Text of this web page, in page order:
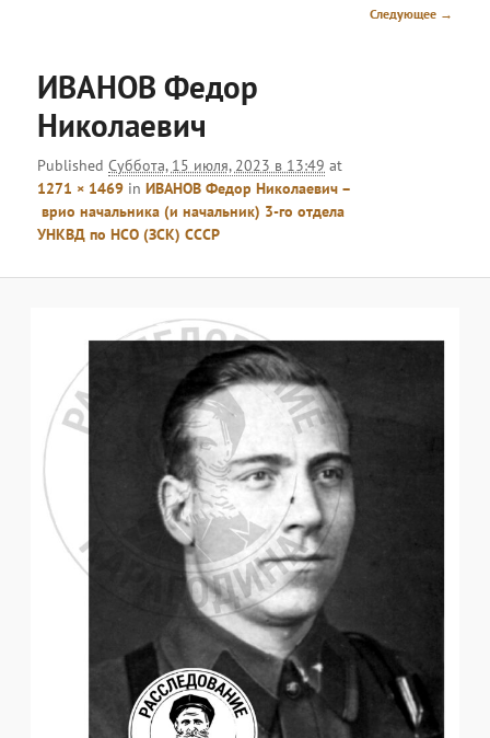
Навигация
Следующее →
ИВАНОВ Федор
Николаевич
PublishedСуббота, 15 июля, 2023 в 13:49 at
1271 × 1469 inИВАНОВ Федор Николаевич –
врио начальника (и начальник) 3-го отдела
УНКВД по НСО (ЗСК) СССР